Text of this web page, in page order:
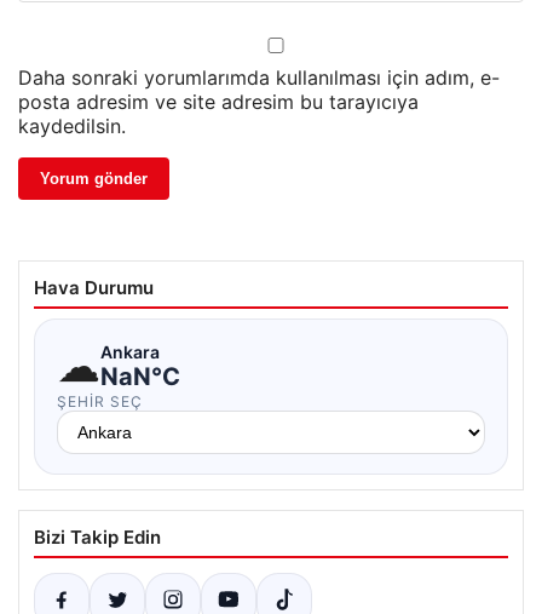
Daha sonraki yorumlarımda kullanılması için adım, e-
posta adresim ve site adresim bu tarayıcıya
kaydedilsin.
Hava Durumu
☁Ankara
NaN°C
ŞEHIR SEÇ
Bizi Takip Edin